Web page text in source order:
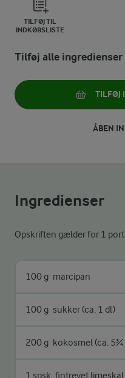
TILFØJ TIL
INDKØBSLISTE
Tilføj alle
TILFØJ
ÅBEN
Ingredienser
Opskriften gælder for 1
100 g marcipan
100 g sukker (ca. 1 dl)
200 g kokosmel (ca. 5¾
1 spsk fintrevet